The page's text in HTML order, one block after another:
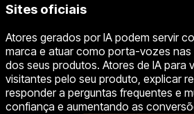
Sites oficiais
Atores gerados por IA podem servir
marca e atuar como porta-vozes nas
dos seus produtos. Atores de IA para
visitantes pelo seu produto, explicar
responder a perguntas frequentes e
confiança e aumentando as